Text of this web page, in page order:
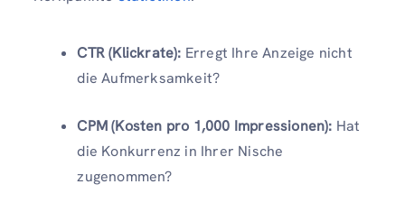
CTR (Klickrate): Erregt Ihre Anzeige nicht
die Aufmerksamkeit?
CPM (Kosten pro 1,000 Impressionen): Hat
die Konkurrenz in Ihrer Nische
zugenommen?